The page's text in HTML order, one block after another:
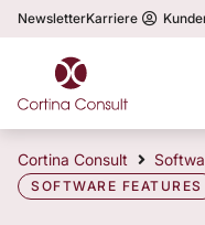
NewsletterKarriere
Cortina Consult
SOFTWARE FEATURES